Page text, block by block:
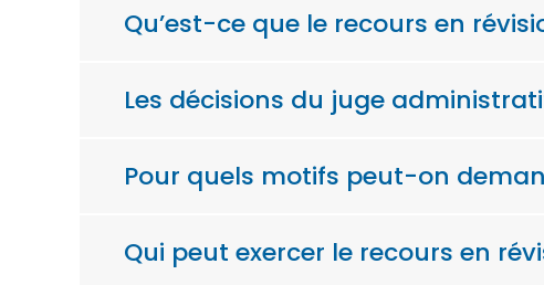
Qu’est-ce que le recours en
Les décisions du juge
Pour quels motifs peut-on
Qui peut exercer le recours en